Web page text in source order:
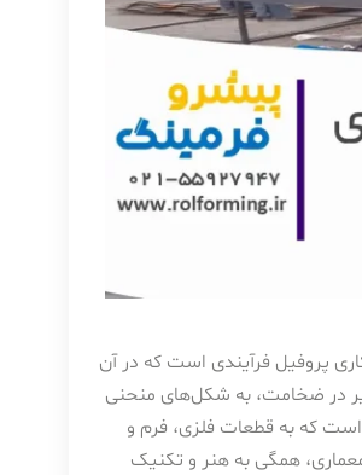
پروفیل فرآیندی است که در آن
در ضخامت، به شکل‌های منحنی
است که به قطعات فلزی، فرم و
همگی به هنر و تکنیک